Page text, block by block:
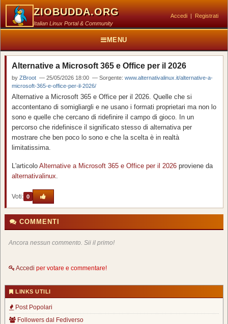
ZIOBUDDA.ORG
Italian Linux Portal & Community
Accedi | Registrati
MENU
Alternative a Microsoft 365 e Office per il 2026
by ZBroot — 25/05/2026 18:00 — Sorgente: www.alternativalinux.it/alternative-a-
microsoft-365-e-office-per-il-2026/
Alternative a Microsoft 365 e Office per il 2026. Quelle che si
accontentano di somigliargli e ne usano i formati proprietari ma non lo
sono e quelle che cercano di ridefinire il campo di gioco. In un
percorso che ridefinisce il significato stesso di alternativa per
mostrare che ben poco lo sono e che la scelta è in realtà
limitatissima.
L'articolo Alternative a Microsoft 365 e Office per il 2026 proviene da
alternativalinux.
Voti: 0
COMMENTI
Ancora nessun commento. Sii il primo!
Accedi per votare e commentare!
LINKS UTILI
Post Popolari
Followers dal Fediverso